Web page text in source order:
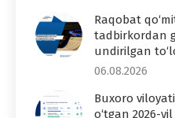
Raqobat
tadbirkordan
undirilgan
06.08.2026
Buxoro
o‘tgan 2026-